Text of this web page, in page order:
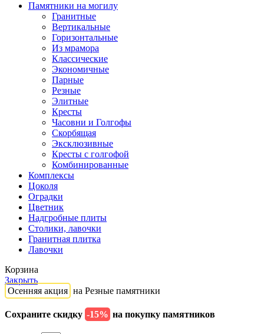
Памятники на могилу
Гранитные
Вертикальные
Горизонтальные
Из мрамора
Классические
Экономичные
Парные
Резные
Элитные
Кресты
Часовни и Голгофы
Скорбящая
Эксклюзивные
Кресты с голгофой
Комбинированные
Комплексы
Цоколя
Оградки
Цветник
Надгробные плиты
Столики, лавочки
Гранитная плитка
Лавочки
Корзина
Закрыть
Осенняя акция на Резные памятники
Сохраните скидку -15% на покупку памятников